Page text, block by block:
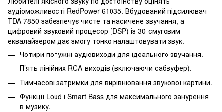
аудіоможливості RedPower 61035. Вбудований підсилювач
TDA 7850 забезпечує чисте та насичене звучання, а
цифровий звуковий процесор (DSP) із 30-смуговим
еквалайзером дає змогу тонко налаштовувати звук.
Чотири потужні аудіовиходи для ідеального звучання.
П’ять лінійних RCA-виходів (включаючи сабвуфер).
Тимчасові затримки для вирівнювання звукової картини.
Функції Loud і Smart Bass для максимального занурення
в музику.